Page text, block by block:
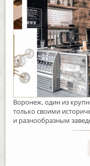
Воронеж, один из
только своими
и разнообразным